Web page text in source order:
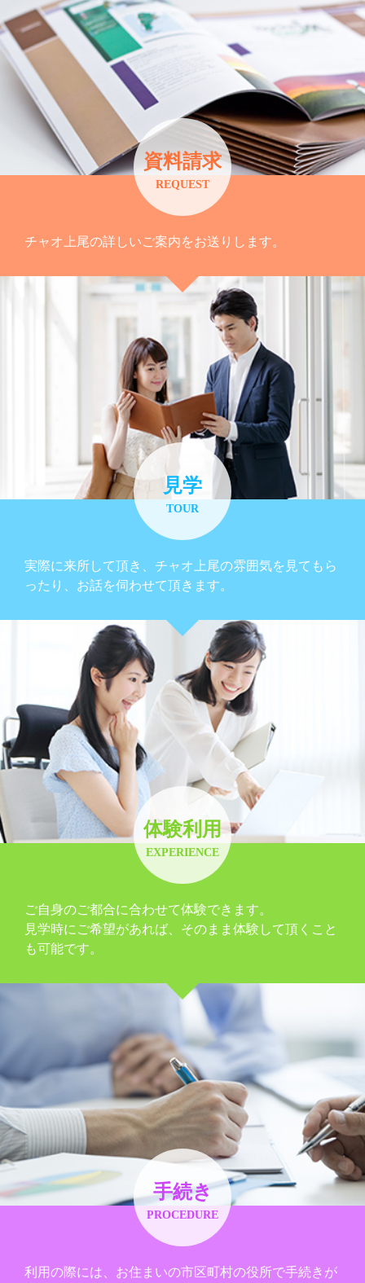
資料請求
REQUEST
チャオ上尾の詳しいご案内をお送りします。
見学
TOUR
実際に来所して頂き、チャオ上尾の雰囲気を見てもら
ったり、お話を伺わせて頂きます。
体験利用
EXPERIENCE
ご自身のご都合に合わせて体験できます。
見学時にご希望があれば、そのまま体験して頂くこと
も可能です。
手続き
PROCEDURE
利用の際には、お住まいの市区町村の役所で手続きが